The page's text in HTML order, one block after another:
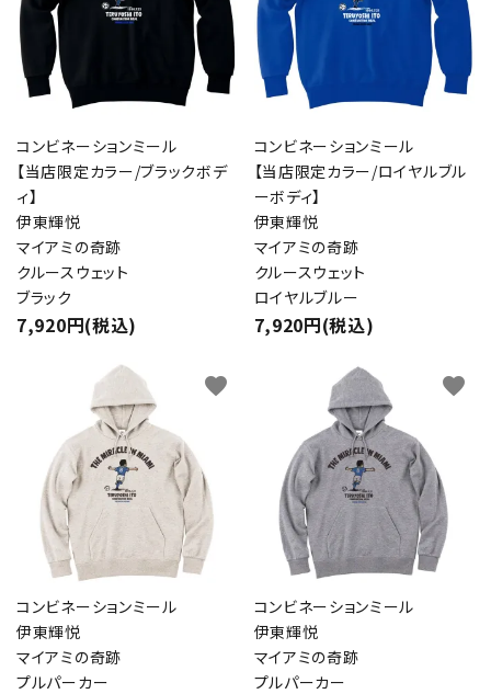
コンビネーションミール
【当店限定カラー/ブラックボデ
ィ】
伊東輝悦
マイアミの奇跡
クルースウェット
ブラック
7,920円(税込)
コンビネーションミール
【当店限定カラー/ロイヤルブル
ーボディ】
伊東輝悦
マイアミの奇跡
クルースウェット
ロイヤルブルー
7,920円(税込)
コンビネーションミール
伊東輝悦
マイアミの奇跡
プルパーカー
favorite
コンビネーションミール
伊東輝悦
マイアミの奇跡
プルパーカー
favorite
キーワード
カテゴリー